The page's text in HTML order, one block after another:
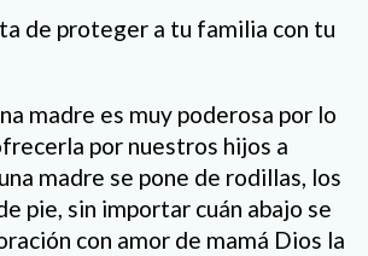
de proteger a tu familia con tu
madre es muy poderosa por lo
por nuestros hijos a
madre se pone de rodillas, los
pie, sin importar cuán abajo se
con amor de mamá Dios la